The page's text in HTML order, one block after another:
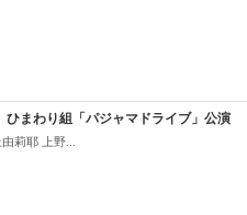
ひまわり組「パジャマドライブ」公演
莉耶 上野...